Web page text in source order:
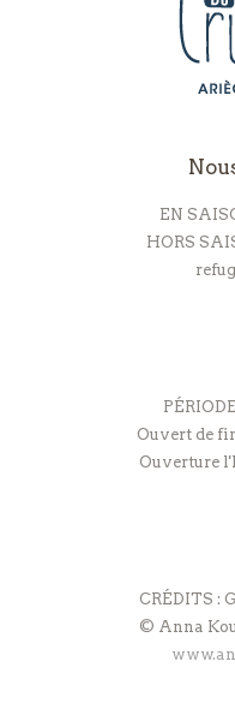
EN
HORS
Ouvert de
Ouverture
CRÉDITS :
© Anna